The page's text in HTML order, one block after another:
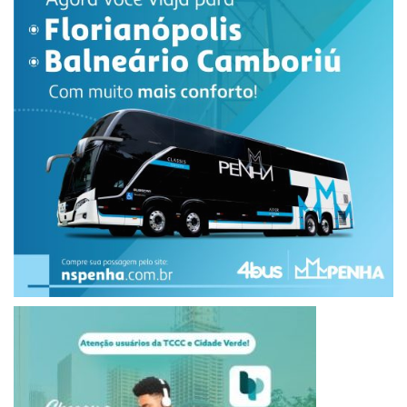
A Polícia Científica foi acionada para realizar a perícia. Após
os procedimentos de praxe, o corpo foi encaminhado ao
Instituto Médico-Legal (IML) de Maringá.
O caso será investigado pela Delegacia de Trânsito de
Maringá, que deverá apurar as circunstâncias do acidente,
identificar o motorista envolvido e esclarecer as
responsabilidades pelo ocorrido. (inf Plantão Maringá)
acidente moto Gabriel Ávila Lopes